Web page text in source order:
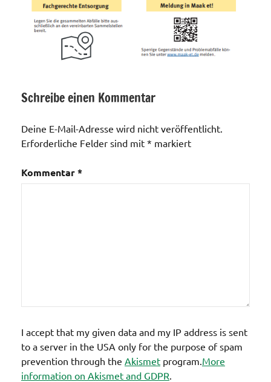
Schreibe einen Kommentar
Deine E-Mail-Adresse wird nicht veröffentlicht.
Erforderliche Felder sind mit * markiert
Kommentar*
I accept that my given data and my IP address is sent
to a server in the USA only for the purpose of spam
prevention through the Akismet program. More
information on Akismet and GDPR